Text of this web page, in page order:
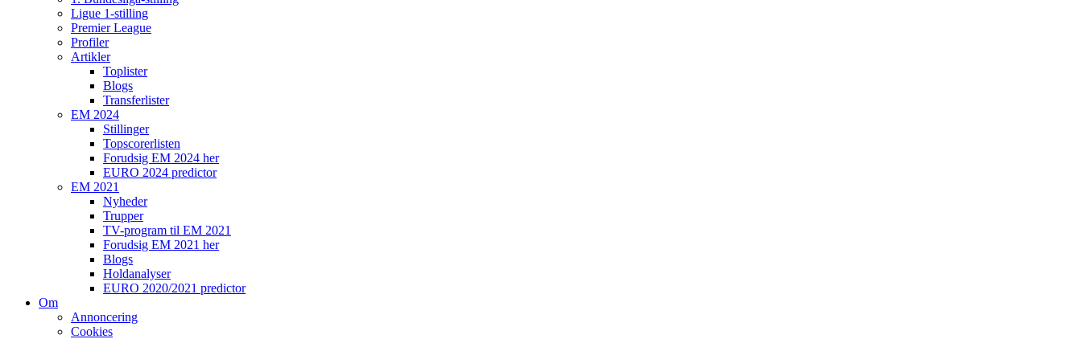
Ligue 1-stilling
Premier League
Profiler
Artikler
Toplister
Blogs
Transferlister
EM 2024
Stillinger
Topscorerlisten
Forudsig EM 2024 her
EURO 2024 predictor
EM 2021
Nyheder
Trupper
TV-program til EM 2021
Forudsig EM 2021 her
Blogs
Holdanalyser
EURO 2020/2021 predictor
Om
Annoncering
Cookies